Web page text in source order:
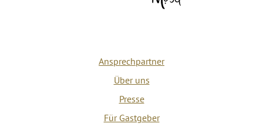
Ansprechpartner
Über uns
Presse
Für Gastgeber